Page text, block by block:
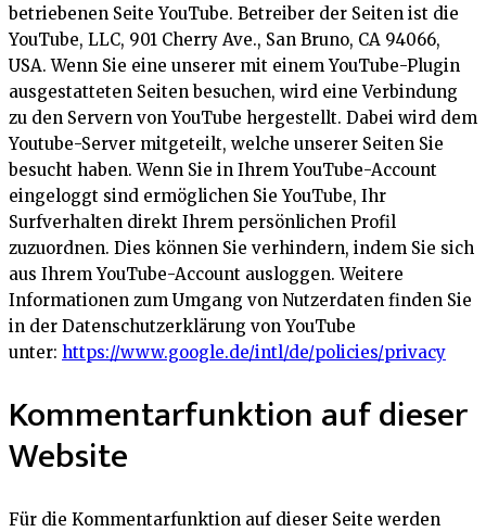
betriebenen Seite YouTube. Betreiber der Seiten ist die
YouTube, LLC, 901 Cherry Ave., San Bruno, CA 94066,
USA. Wenn Sie eine unserer mit einem YouTube-Plugin
ausgestatteten Seiten besuchen, wird eine Verbindung
zu den Servern von YouTube hergestellt. Dabei wird dem
Youtube-Server mitgeteilt, welche unserer Seiten Sie
besucht haben. Wenn Sie in Ihrem YouTube-Account
eingeloggt sind ermöglichen Sie YouTube, Ihr
Surfverhalten direkt Ihrem persönlichen Profil
zuzuordnen. Dies können Sie verhindern, indem Sie sich
aus Ihrem YouTube-Account ausloggen. Weitere
Informationen zum Umgang von Nutzerdaten finden Sie
in der Datenschutzerklärung von YouTube
unter: https://www.google.de/intl/de/policies/privacy
Kommentarfunktion auf dieser
Website
Für die Kommentarfunktion auf dieser Seite werden